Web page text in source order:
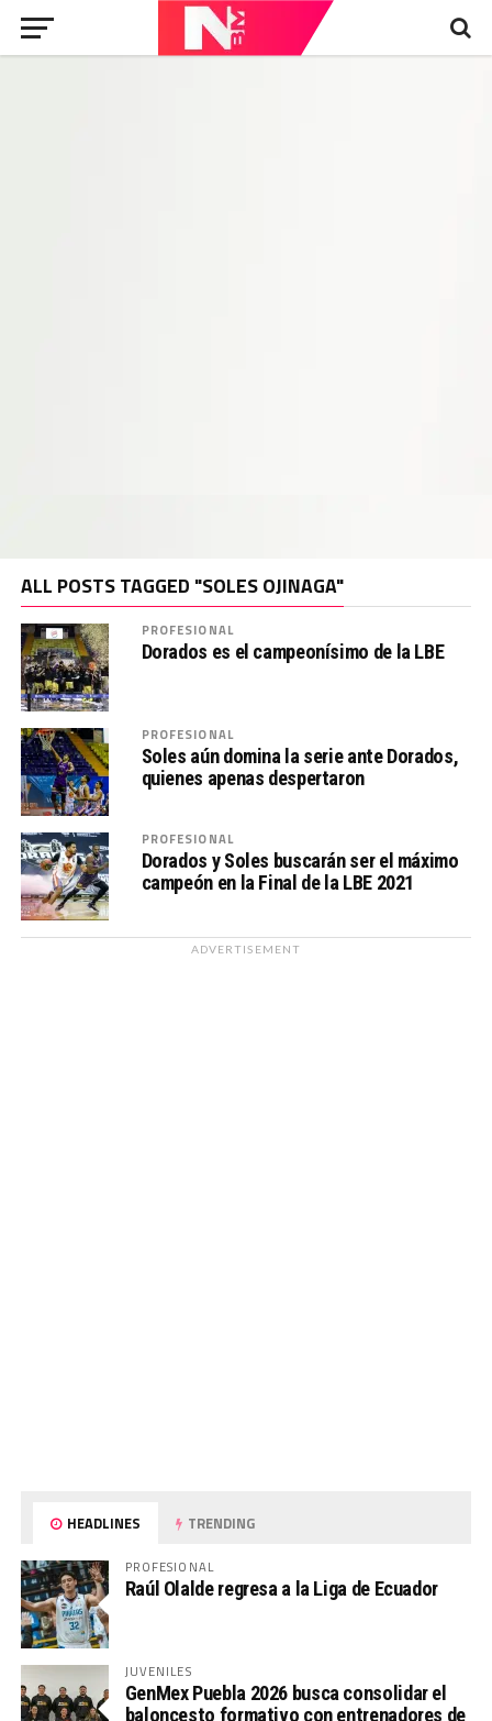
ALL POSTS TAGGED "SOLES OJINAGA"
PROFESIONAL
Dorados es el campeonísimo de la LBE
PROFESIONAL
Soles aún domina la serie ante Dorados,
quienes apenas despertaron
PROFESIONAL
Dorados y Soles buscarán ser el máximo
campeón en la Final de la LBE 2021
ADVERTISEMENT
HEADLINES TRENDING
PROFESIONAL
Raúl Olalde regresa a la Liga de Ecuador
JUVENILES
GenMex Puebla 2026 busca consolidar el
baloncesto formativo con entrenadores de